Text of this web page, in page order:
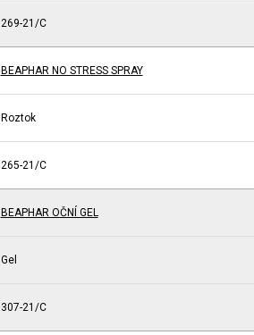
269-21/C
BEAPHAR NO STRESS SPRAY
Roztok
265-21/C
BEAPHAR OČNÍ GEL
Gel
307-21/C